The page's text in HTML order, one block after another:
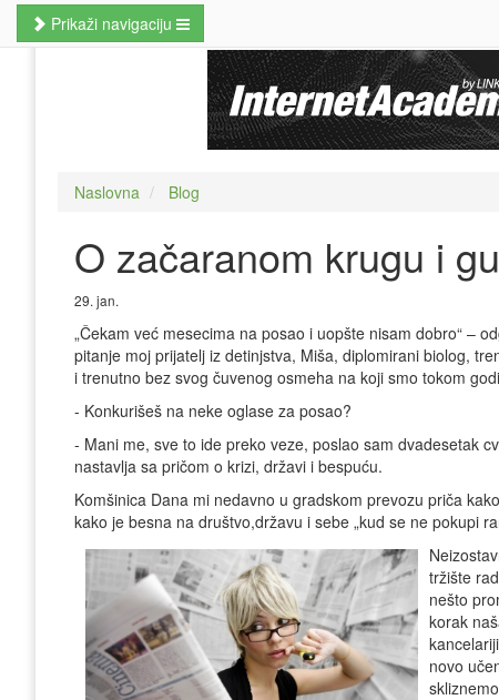
Prikaži navigaciju
Kursevi računara
MBA studije
Prekvalifikacije i zanati
Hobi kursevi
Nauči odmah
Pretraži kurseve
Naslovna Blog
O začaranom krugu i
29. jan.
„Čekam već mesecima na posao i uopšte nisam dobro“ –
pitanje moj prijatelj iz detinjstva, Miša, diplomirani biolog,
i trenutno bez svog čuvenog osmeha na koji smo tokom
- Konkurišeš na neke oglase za posao?
- Mani me, sve to ide preko veze, poslao sam dvadesetak
nastavlja sa pričom o krizi, državi i bespuću.
Komšinica Dana mi nedavno u gradskom prevozu priča
kako je besna na društvo,državu i sebe „kud se ne pokupi
tržište
nešto
korak
novo